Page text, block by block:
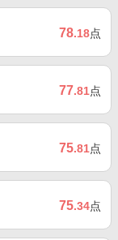
78.18点
77.81点
75.81点
75.34点